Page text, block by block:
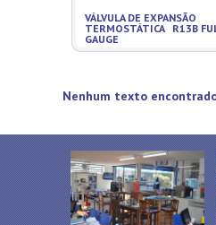
VÁLVULA DE EXPANSÃO
TERMOSTÁTICA R13B
GAUGE
Nenhum texto